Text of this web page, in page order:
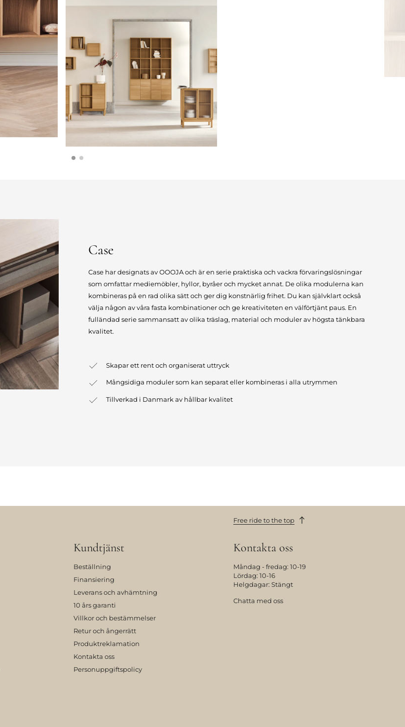
Case
Case har designats av OOOJA och är en serie praktiska och vackra förvaringslösningar
som omfattar mediemöbler, hyllor, byråer och mycket annat. De olika modulerna kan
kombineras på en rad olika sätt och ger dig konstnärlig frihet. Du kan självklart också
välja någon av våra fasta kombinationer och ge kreativiteten en välförtjänt paus. En
fulländad serie sammansatt av olika träslag, material och moduler av högsta tänkbara
kvalitet.
Skapar ett rent och organiserat uttryck
Mångsidiga moduler som kan separat eller kombineras i alla utrymmen
Tillverkad i Danmark av hållbar kvalitet
Free ride to the top
Kundtjänst
Beställning
Finansiering
Leverans och avhämtning
10 års garanti
Villkor och bestämmelser
Retur och ångerrätt
Produktreklamation
Kontakta oss
Personuppgiftspolicy
Kontakta oss
Måndag - fredag: 10-19
Lördag: 10-16
Helgdagar: Stängt
Chatta med oss